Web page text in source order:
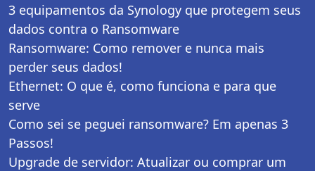
3 equipamentos da Synology que protegem seus
dados contra o Ransomware
Ransomware: Como remover e nunca mais
perder seus dados!
Ethernet: O que é, como funciona e para que
serve
Como sei se peguei ransomware? Em apenas 3
Passos!
Upgrade de servidor: Atualizar ou comprar um